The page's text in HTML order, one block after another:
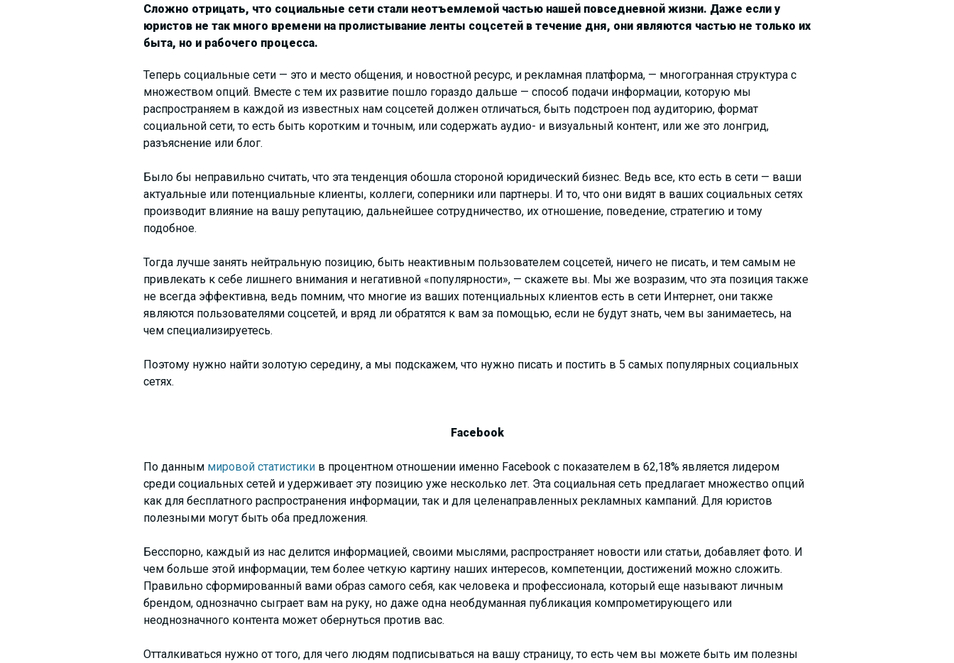
Сложно отрицать, что социальные сети стали неотъемлемой частью нашей повседневной жизни. Даже если у
юристов не так много времени на пролистывание ленты соцсетей в течение дня, они являются частью не только их
быта, но и рабочего процесса.
Теперь социальные сети — это и место общения, и новостной ресурс, и рекламная платформа, — многогранная структура с
множеством опций. Вместе с тем их развитие пошло гораздо дальше — способ подачи информации, которую мы
распространяем в каждой из известных нам соцсетей должен отличаться, быть подстроен под аудиторию, формат
социальной сети, то есть быть коротким и точным, или содержать аудио- и визуальный контент, или же это лонгрид,
разъяснение или блог.
Было бы неправильно считать, что эта тенденция обошла стороной юридический бизнес. Ведь все, кто есть в сети — ваши
актуальные или потенциальные клиенты, коллеги, соперники или партнеры. И то, что они видят в ваших социальных сетях
производит влияние на вашу репутацию, дальнейшее сотрудничество, их отношение, поведение, стратегию и тому
подобное.
Тогда лучше занять нейтральную позицию, быть неактивным пользователем соцсетей, ничего не писать, и тем самым не
привлекать к себе лишнего внимания и негативной «популярности», — скажете вы. Мы же возразим, что эта позиция также
не всегда эффективна, ведь помним, что многие из ваших потенциальных клиентов есть в сети Интернет, они также
являются пользователями соцсетей, и вряд ли обратятся к вам за помощью, если не будут знать, чем вы занимаетесь, на
чем специализируетесь.
Поэтому нужно найти золотую середину, а мы подскажем, что нужно писать и постить в 5 самых популярных социальных
сетях.
Facebook
По данным мировой статистикив процентном отношении именно Facebook с показателем в 62,18% является лидером
среди социальных сетей и удерживает эту позицию уже несколько лет. Эта социальная сеть предлагает множество опций
как для бесплатного распространения информации, так и для целенаправленных рекламных кампаний. Для юристов
полезными могут быть оба предложения.
Бесспорно, каждый из нас делится информацией, своими мыслями, распространяет новости или статьи, добавляет фото. И
чем больше этой информации, тем более четкую картину наших интересов, компетенции, достижений можно сложить.
Правильно сформированный вами образ самого себя, как человека и профессионала, который еще называют личным
брендом, однозначно сыграет вам на руку, но даже одна необдуманная публикация компрометирующего или
неоднозначного контента может обернуться против вас.
Отталкиваться нужно от того, для чего людям подписываться на вашу страницу, то есть чем вы можете быть им полезны